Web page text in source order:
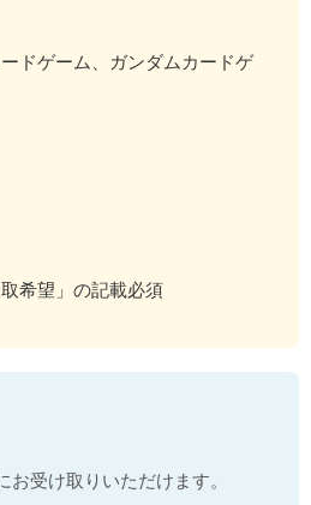
ドゲーム、ガンダムカードゲ
希望」の記載必須
お受け取りいただけます。